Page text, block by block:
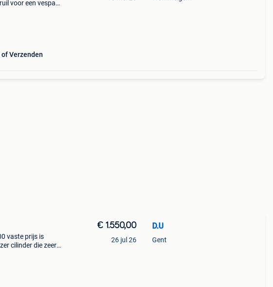
voor een vespa
Verzenden
vaste prijs is
cilinder die zeer
€ 1.550,00
26 jul 26
D.U
Gent